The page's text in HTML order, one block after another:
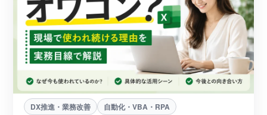
DX推進・業務改善 自動化・VBA・RPA